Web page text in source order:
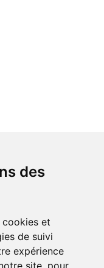
des
cookies et
de suivi
expérience
site, pour